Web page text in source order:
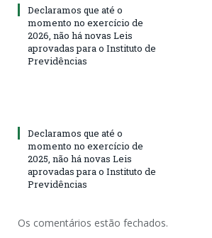
Declaramos que até o
momento no exercício de
2026, não há novas Leis
aprovadas para o Instituto de
Previdências
Declaramos que até o
momento no exercício de
2025, não há novas Leis
aprovadas para o Instituto de
Previdências
Os comentários estão fechados.